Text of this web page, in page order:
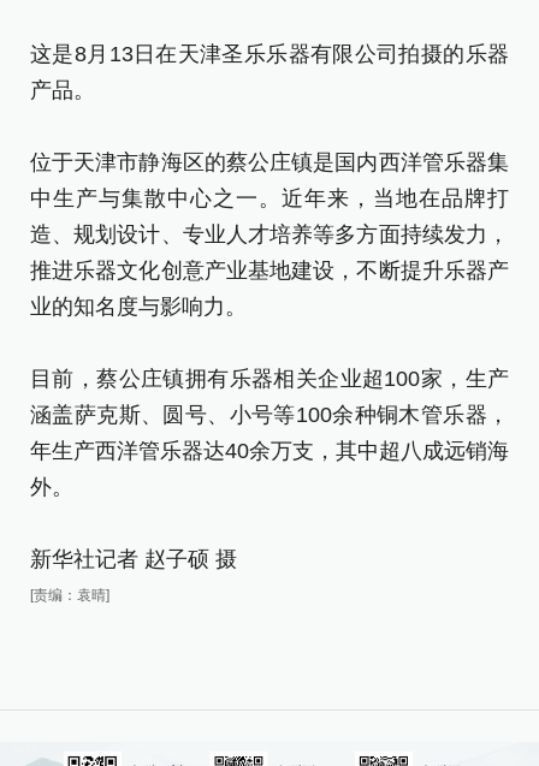
这是8月13日在天津圣乐乐器有限公司拍摄的乐器
产品。
位于天津市静海区的蔡公庄镇是国内西洋管乐器集
中生产与集散中心之一。近年来，当地在品牌打
造、规划设计、专业人才培养等多方面持续发力，
推进乐器文化创意产业基地建设，不断提升乐器产
业的知名度与影响力。
目前，蔡公庄镇拥有乐器相关企业超100家，生产
涵盖萨克斯、圆号、小号等100余种铜木管乐器，
年生产西洋管乐器达40余万支，其中超八成远销海
外。
新华社记者 赵子硕 摄
[责编：袁晴]